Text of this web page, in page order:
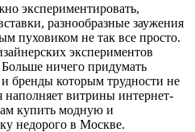
экспериментировать,
разнообразные заужения
пуховиком не так все просто.
экспериментов
Больше ничего придумать
бренды которым трудности не
витрины интернет-
купить модную и
недорого в Москве.